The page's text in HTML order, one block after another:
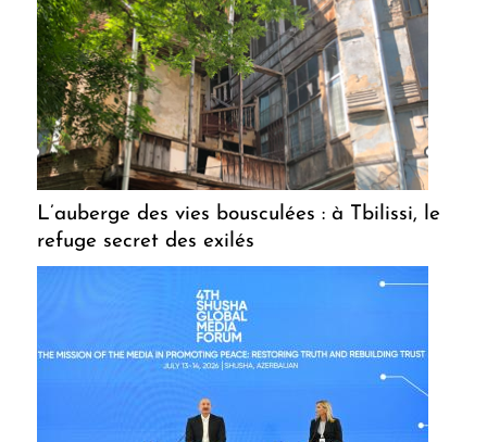
L’auberge des vies bousculées : à Tbilissi, le
refuge secret des exilés